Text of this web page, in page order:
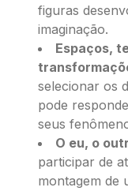
figuras
imaginação.
Espaços,
selecionar os
pode
seus
O eu, o
participar de
montagem de